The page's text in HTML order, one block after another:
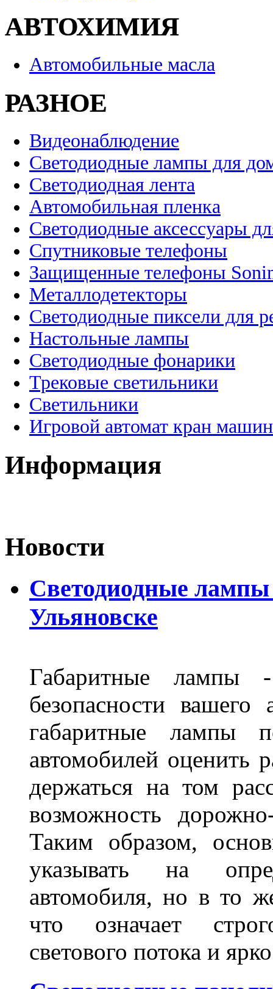
АВТОХИМИЯ
Автомобильные масла
РАЗНОЕ
Видеонаблюдение
Светодиодные лампы для
Светодиодная лента
Автомобильная пленка
Светодиодные аксессуары
Спутниковые телефоны
Защищенные телефоны
Металлодетекторы
Светодиодные пиксели для
Настольные лампы
Светодиодные фонарики
Трековые светильники
Светильники
Игровой автомат кран
Информация
Новости
Светодиодные
Ульяновске
Габаритные лампы
безопасности
габаритные лампы
автомобилей оценить
держаться на том
возможность
Таким образом,
указывать на
автомобиля, но в то
что означает
светового потока и